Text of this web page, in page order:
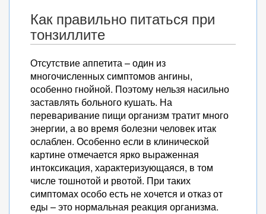
Как правильно питаться при
тонзиллите
Отсутствие аппетита – один из
многочисленных симптомов ангины,
особенно гнойной. Поэтому нельзя насильно
заставлять больного кушать. На
переваривание пищи организм тратит много
энергии, а во время болезни человек итак
ослаблен. Особенно если в клинической
картине отмечается ярко выраженная
интоксикация, характеризующаяся, в том
числе тошнотой и рвотой. При таких
симптомах особо есть не хочется и отказ от
еды – это нормальная реакция организма.